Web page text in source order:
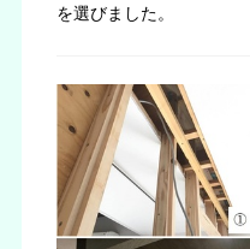
を選びました。